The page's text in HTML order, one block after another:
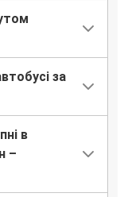
за
в
–